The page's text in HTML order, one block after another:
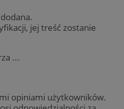
jej treść zostanie
...
opiniami użytkowników.